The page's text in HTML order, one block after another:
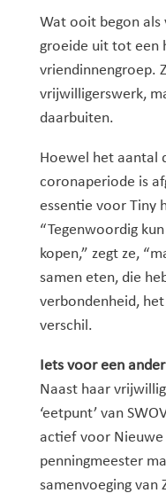
Wat ooit begon
groeide uit tot een
vriendinnengroep.
vrijwilligerswerk,
daarbuiten.
Hoewel het aantal
coronaperiode is
essentie voor Tiny
“Tegenwoordig
kopen,” zegt ze,
samen eten, die
verbondenheid,
verschil.
Iets voor een
Naast haar
‘eetpunt’ van
actief voor Nieuwe
penningmeester
samenvoeging van